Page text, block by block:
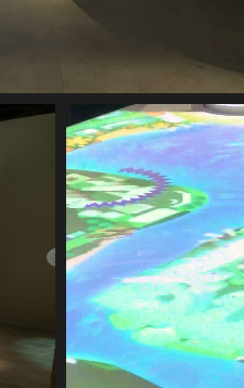
SYSTEM DIGITAL